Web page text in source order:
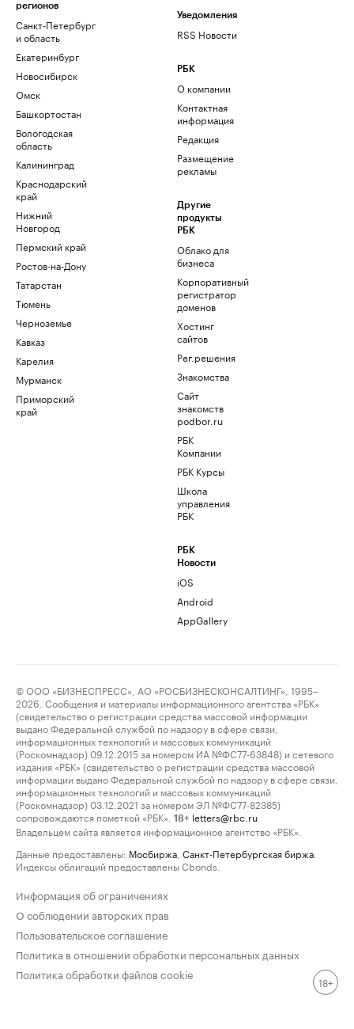
регионов
Санкт-Петербург
и область
Екатеринбург
Новосибирск
Омск
Башкортостан
Вологодская
область
Калининград
Краснодарский
край
Нижний
Новгород
Пермский край
Ростов-на-Дону
Татарстан
Тюмень
Черноземье
Кавказ
Карелия
Мурманск
Приморский
край
Уведомления
RSS Новости
РБК
О компании
Контактная
информация
Редакция
Размещение
рекламы
Другие
продукты
РБК
Облако для
бизнеса
Корпоративный
регистратор
доменов
Хостинг
сайтов
Рег.решения
Знакомства
Сайт
знакомств
podbor.ru
РБК
Компании
РБК Курсы
Школа
управления
РБК
РБК
Новости
iOS
Android
AppGallery
© ООО «БИЗНЕСПРЕСС», АО «РОСБИЗНЕСКОНСАЛТИНГ», 1995–
2026. Сообщения и материалы информационного агентства «РБК»
(свидетельство о регистрации средства массовой информации
выдано Федеральной службой по надзору в сфере связи,
информационных технологий и массовых коммуникаций
(Роскомнадзор) 09.12.2015 за номером ИА №ФС77-63848) и сетевого
издания «РБК» (свидетельство о регистрации средства массовой
информации выдано Федеральной службой по надзору в сфере связи,
информационных технологий и массовых коммуникаций
(Роскомнадзор) 03.12.2021 за номером ЭЛ №ФС77-82385)
сопровождаются пометкой «РБК».
18+ letters@rbc.ru
Владельцем сайта является информационное агентство «РБК».
Данные предоставлены: Мосбиржа Санкт-Петербургская биржа
Индексы облигаций предоставлены Cbonds.
Информация об ограничениях
О соблюдении авторских прав
Пользовательское соглашение
Политика в отношении обработки персональных данных
Политика обработки файлов cookie
18+